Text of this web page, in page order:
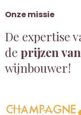
Onze missie
De expertise
de prijzen
wijnbouwer!